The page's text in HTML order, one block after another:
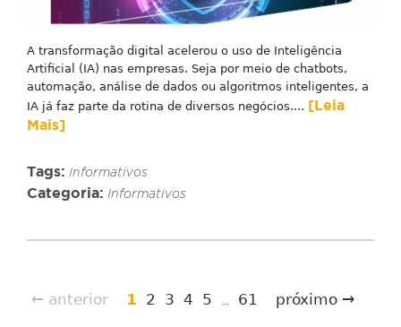
A transformação digital acelerou o uso de Inteligência
Artificial (IA) nas empresas. Seja por meio de chatbots,
automação, análise de dados ou algoritmos inteligentes, a
IA já faz parte da rotina de diversos negócios.... [Leia
Mais]
Tags: Informativos
Categoria: Informativos
← anterior 1 2 3 4 5 61 próximo →